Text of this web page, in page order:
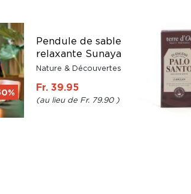
Pendule de sable
relaxante Sunaya
Nature & Découvertes
Fr. 39.95
Fr. 79.90